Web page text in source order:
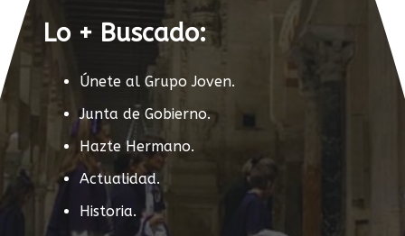
Lo + Buscado:
Únete al Grupo Joven.
Junta de Gobierno.
Hazte Hermano.
Actualidad.
Historia.